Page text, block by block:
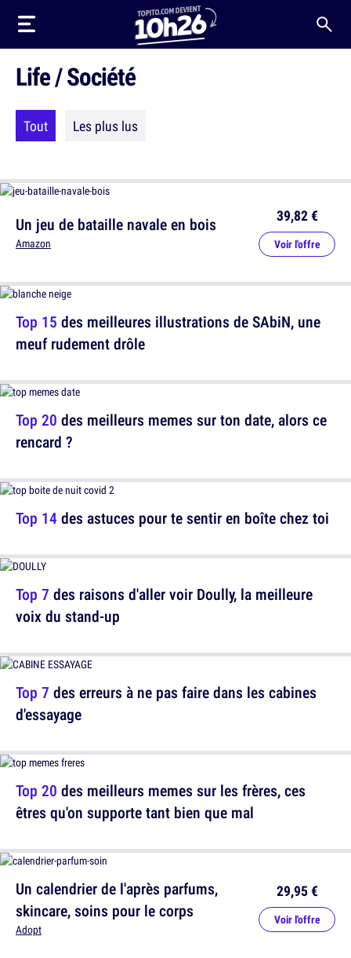
Life / Société
Tout Les plus lus
Un jeu de bataille navale en bois
Amazon
39,82 €
Voir l'offre
Top 20 des meilleurs memes sur ton date, alors ce
rencard ?
Top 7 des raisons d'aller voir Doully, la meilleure
voix du stand-up
Top 20 des meilleurs memes sur les frères, ces
êtres qu'on supporte tant bien que mal
Top 15 des meilleures illustrations de SAbiN, une
meuf rudement drôle
Top 14des astuces pour te sentir en boîte chez toi
Top 7 des erreurs à ne pas faire dans les cabines
d'essayage
Un calendrier de l'après parfums,
skincare, soins pour le corps
Adopt
29,95 €
Voir l'offre